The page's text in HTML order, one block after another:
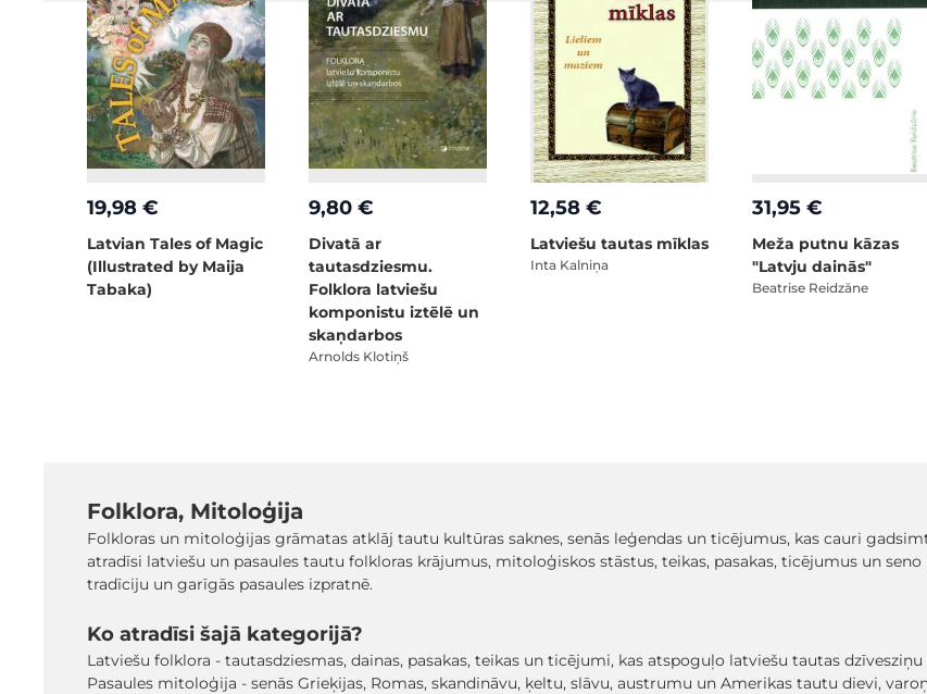
19,98 €
Latvian Tales of Magic
(Illustrated by Maija
Tabaka)
9,80 €
Divatā ar
tautasdziesmu.
Folklora latviešu
komponistu iztēlē un
skaņdarbos
Arnolds Klotiņš
12,58 €
Latviešu tautas mīklas
Inta Kalniņa
31,95 €
Meža putnu kāzas
"Latvju dainās"
Beatrise Reidzāne
Folklora, Mitoloģija
Folkloras un mitoloģijas grāmatas atklāj tautu kultūras saknes, senās leģendas un ticējumus, kas cauri
atradīsi latviešu un pasaules tautu folkloras krājumus, mitoloģiskos stāstus, teikas, pasakas, ticējumus un
tradīciju un garīgās pasaules izpratnē.
Ko atradīsi šajā kategorijā?
Latviešu folklora - tautasdziesmas, dainas, pasakas, teikas un ticējumi, kas atspoguļo latviešu tautas
Pasaules mitoloģija - senās Grieķijas, Romas, skandināvu, ķeltu, slāvu, austrumu un Amerikas tautu dievi,